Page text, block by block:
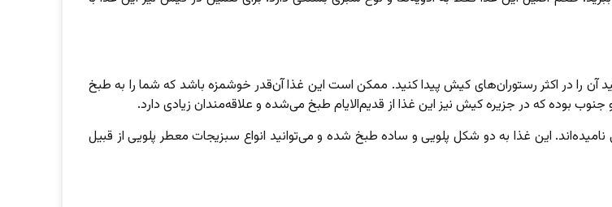
را در اکثر رستوران‌های کیش پیدا کنید. ممکن است این غذا آن‌قدر خوشمزه باشد که شما را به طبخ
بوده که در جزیره کیش نیز این غذا از قدیم‌الایام طبخ می‌شده و علاقه‌مندان زیادی دارد.
این غذا به دو شکل پلویی و ساده طبخ شده و می‌توانید انواع سبزیجات معطر پلویی از قبیل